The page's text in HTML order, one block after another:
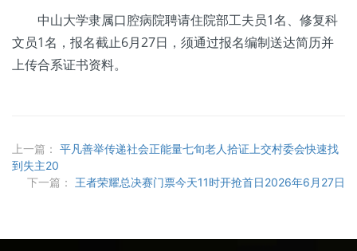
中山大学隶属口腔病院聘请住院部工夫员1名、修复科
文员1名，报名截止6月27日，须通过报名编制送达简历并
上传合系证书资料。
上一篇： 平凡善举传递社会正能量七旬老人拾证上交村委会快速找
到失主20
下一篇：
王者荣耀总决赛门票今天11时开抢首日2026年6月27日